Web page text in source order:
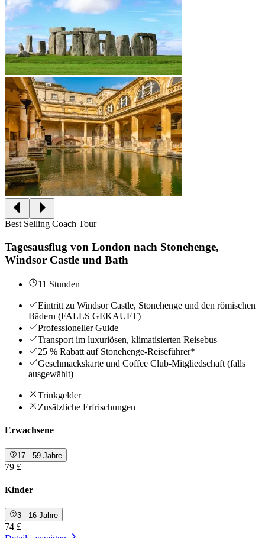
Best Selling Coach Tour
Tagesausflug von London nach Stonehenge,
Windsor Castle und Bath
11 Stunden
Eintritt zu Windsor Castle, Stonehenge und den römischen
Bädern (FALLS GEKAUFT)
Professioneller Guide
Transport im luxuriösen, klimatisierten Reisebus
25 % Rabatt auf Stonehenge-Reiseführer*
Geschmackskarte und Coffee Club-Mitgliedschaft (falls
ausgewählt)
Trinkgelder
Zusätzliche Erfrischungen
Erwachsene
17 - 59 Jahre
79 £
Kinder
3 - 16 Jahre
74 £